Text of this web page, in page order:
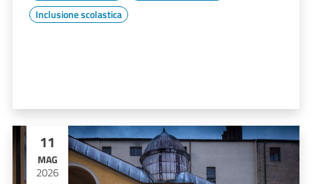
Inclusione scolastica
11
MAG
2026